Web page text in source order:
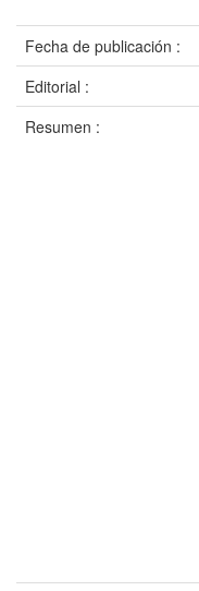
Fecha de publicación :
Editorial :
Resumen :